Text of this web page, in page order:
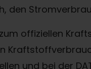
den
offiziellen
und bei der